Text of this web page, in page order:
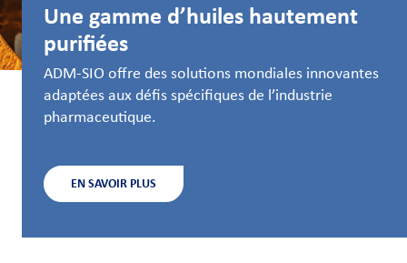
Une gamme d’huiles hautement
purifiées
ADM-SIO offre des solutions mondiales innovantes
adaptées aux défis spécifiques de l’industrie
pharmaceutique.
EN SAVOIR PLUS